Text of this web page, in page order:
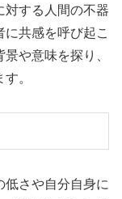
対する人間の不器
共感を呼び起こ
や意味を探り、
。
低さや自分自身に